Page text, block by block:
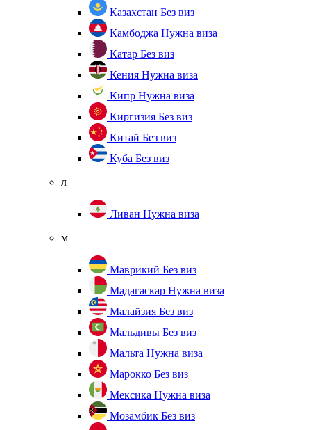
Казахстан Без виз
Камбоджа Нужна виза
Катар Без виз
Кения Нужна виза
Кипр Нужна виза
Киргизия Без виз
Китай Без виз
Куба Без виз
л
Ливан Нужна виза
м
Маврикий Без виз
Мадагаскар Нужна виза
Малайзия Без виз
Мальдивы Без виз
Мальта Нужна виза
Марокко Без виз
Мексика Нужна виза
Мозамбик Без виз